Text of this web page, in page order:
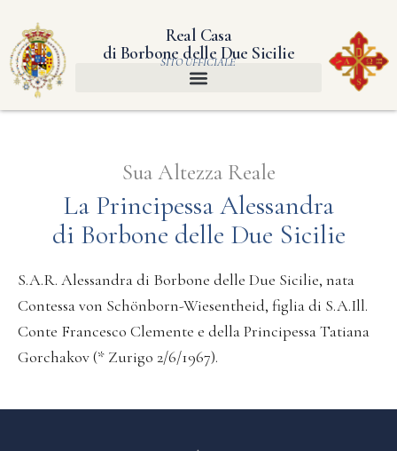
Real Casa
di Borbone delle Due Sicilie
SITO UFFICIALE
Sua Altezza Reale
La Principessa Alessandra
di Borbone delle Due Sicilie
S.A.R. Alessandra di Borbone delle Due Sicilie, nata
Contessa von Schönborn-Wiesentheid, figlia di S.A.Ill.
Conte Francesco Clemente e della Principessa Tatiana
Gorchakov (* Zurigo 2/6/1967).